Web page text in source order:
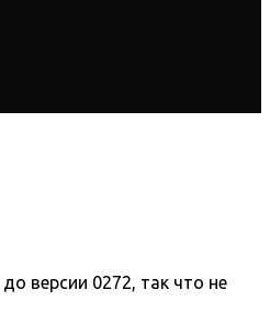
версии 0272, так что не